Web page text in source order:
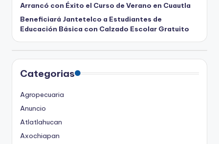
Arrancó con Éxito el Curso de Verano en Cuautla
Beneficiará Jantetelco a Estudiantes de
Educación Básica con Calzado Escolar Gratuito
Categorias
Agropecuaria
Anuncio
Atlatlahucan
Axochiapan